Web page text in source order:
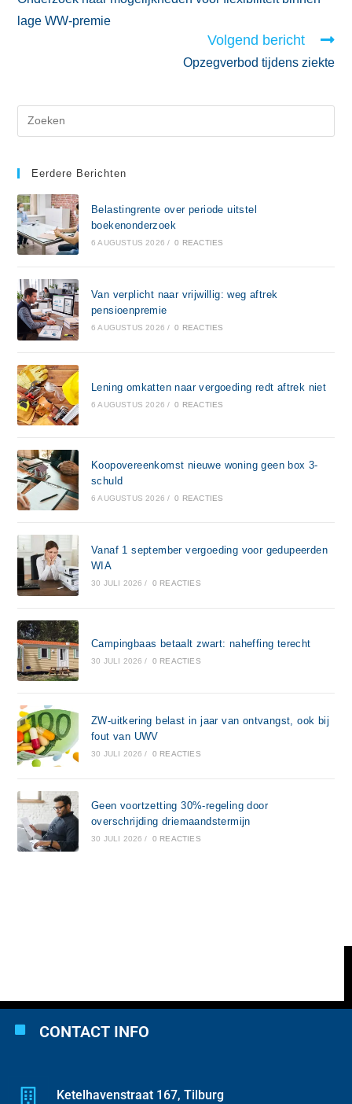
lage WW-premie
Volgend bericht
Opzegverbod tijdens ziekte
Eerdere Berichten
Belastingrente over periode uitstel
boekenonderzoek
6 AUGUSTUS 2026 / 0 REACTIES
Van verplicht naar vrijwillig: weg aftrek
pensioenpremie
6 AUGUSTUS 2026 / 0 REACTIES
Lening omkatten naar vergoeding redt aftrek niet
6 AUGUSTUS 2026 / 0 REACTIES
Koopovereenkomst nieuwe woning geen box 3-
schuld
6 AUGUSTUS 2026 / 0 REACTIES
Vanaf 1 september vergoeding voor gedupeerden
WIA
30 JULI 2026 / 0 REACTIES
Campingbaas betaalt zwart: naheffing terecht
30 JULI 2026 / 0 REACTIES
ZW-uitkering belast in jaar van ontvangst, ook bij
fout van UWV
30 JULI 2026 / 0 REACTIES
Geen voortzetting 30%-regeling door
overschrijding driemaandstermijn
30 JULI 2026 / 0 REACTIES
CONTACT INFO
Ketelhavenstraat 167, Tilburg